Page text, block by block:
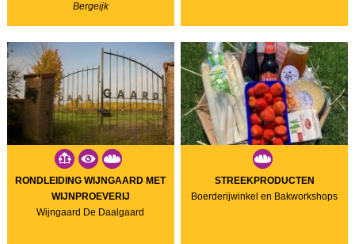
Bergeijk
RONDLEIDING WIJNGAARD MET
WIJNPROEVERIJ
Wijngaard De Daalgaard
STREEKPRODUCTEN
Boerderijwinkel en Bakworkshops